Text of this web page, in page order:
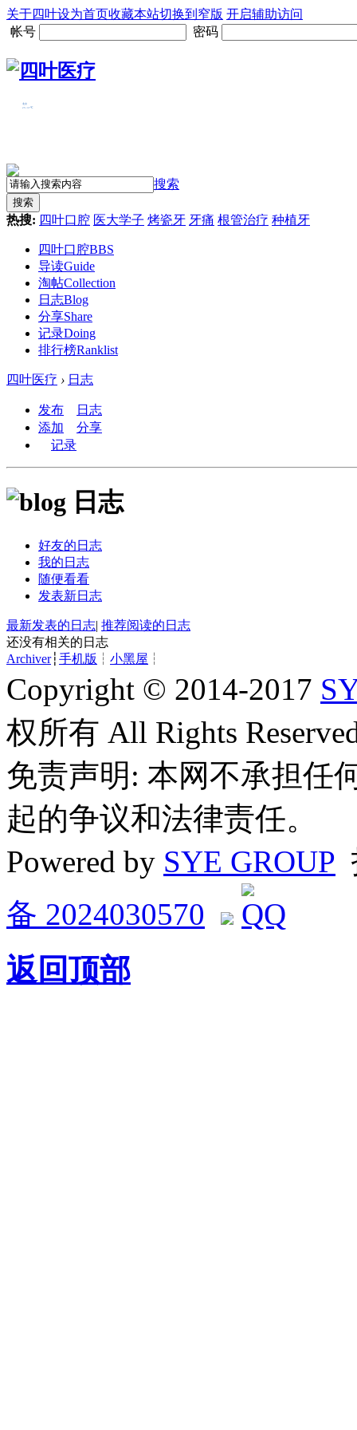
关于四叶设为首页收藏本站切换到窄版 开启辅助访问
帐号
密码
搜索
搜索
热搜: 四叶口腔 医大学子 烤瓷牙 牙痛 根管治疗 种植牙
四叶口腔BBS
导读Guide
淘帖Collection
日志Blog
分享Share
记录Doing
排行榜Ranklist
四叶医疗 › 日志
发布
日志
添加
分享
记录
日志
好友的日志
我的日志
随便看看
发表新日志
最新发表的日志| 推荐阅读的日志
还没有相关的日志
Archiver┆ 手机版 ┆ 小黑屋 ┆
Copyright © 2014-2017
权所有 All Rights
免责声明: 本网不承担任
起的争议和法律责任。
Powered by SYE GROUP
备 2024030570
返回顶部